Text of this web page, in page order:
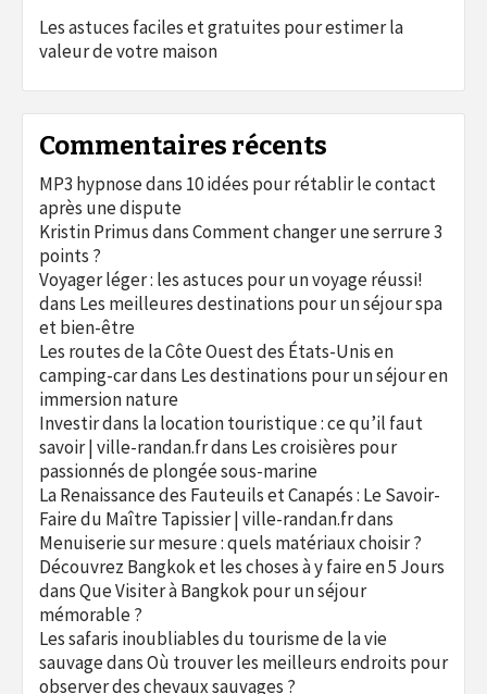
Les astuces faciles et gratuites pour estimer la
valeur de votre maison
Commentaires récents
MP3 hypnosedans 10 idées pour rétablir le contact
après une dispute
Kristin PrimusdansComment changer une serrure 3
points ?
Voyager léger : les astuces pour un voyage réussi!
dans Les meilleures destinations pour un séjour spa
et bien-être
Les routes de la Côte Ouest des États-Unis en
camping-cardans Les destinations pour un séjour en
immersion nature
Investir dans la location touristique : ce qu’il faut
savoir | ville-randan.frdans Les croisières pour
passionnés de plongée sous-marine
La Renaissance des Fauteuils et Canapés : Le Savoir-
Faire du Maître Tapissier | ville-randan.frdans
Menuiserie sur mesure : quels matériaux choisir ?
Découvrez Bangkok et les choses à y faire en 5 Jours
dansQue Visiter à Bangkok pour un séjour
mémorable ?
Les safaris inoubliables du tourisme de la vie
sauvagedansOù trouver les meilleurs endroits pour
observer des chevaux sauvages ?